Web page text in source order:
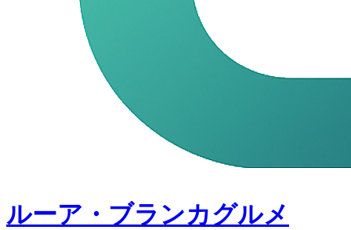
ルーア・ブランカグルメ